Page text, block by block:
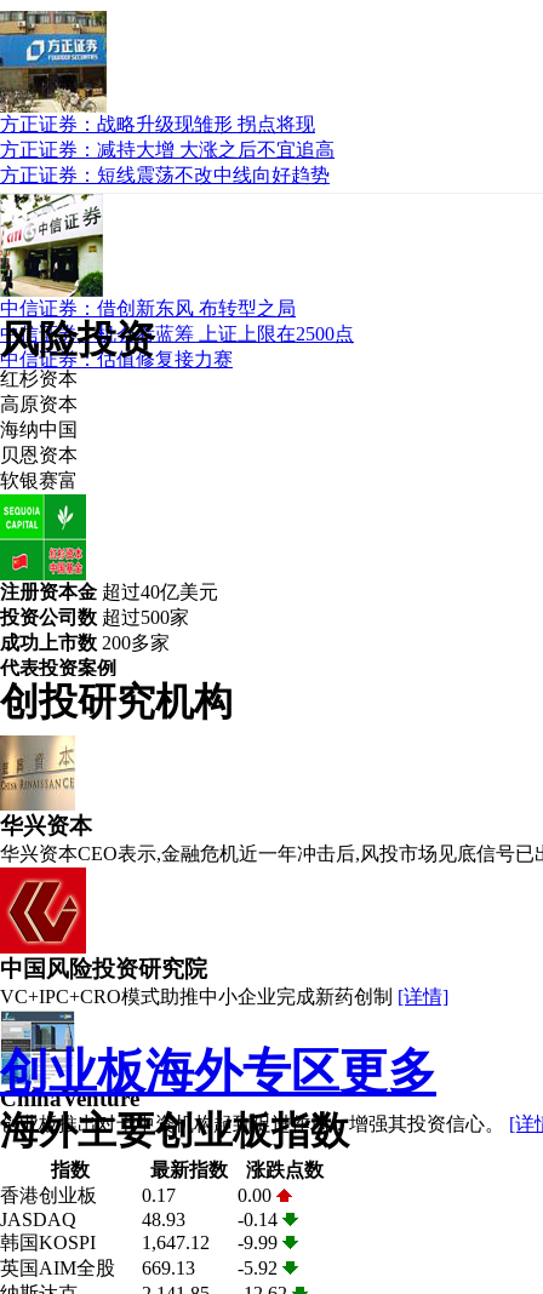
方正证券：战略升级现雏形 拐点将现
方正证券：减持大增 大涨之后不宜追高
方正证券：短线震荡不改中线向好趋势
中信证券：借创新东风 布转型之局
中信证券：机会看蓝筹 上证上限在2500点
中信证券：估值修复接力赛
风险投资
红杉资本
高原资本
海纳中国
贝恩资本
软银赛富
注册资本金 超过40亿美元
投资公司数 超过500家
成功上市数 200多家
代表投资案例
红杉资本中国基金(Sequoia Capital China)成功投资案例：
奇虎 UUSee Aisa Media 卓胜 亚申科技 卓越 文思创新 大众点评
注册资本金
投资公司数192家
成功上市数
代表投资案例
史泰博(Staples） Lycos Sybase Ask Jeeves(现Ask.com) 露露柠
Quigo FastClick
注册资本金1亿-3亿美元
投资公司数未知
成功上市数未知
代表投资案例
乡村基 巨人教育 500万 征途网络 佳美口腔
杨智方舟 环众文化 天盛传媒 保利博纳
重庆小天鹅 至尊租车
创投研究机构
华兴资本
华兴资本CEO表示,金融危机近一年冲击后,风投市场见底信号
中国风险投资研究院
VC+IPC+CRO模式助推中小企业完成新药创制 [详情]
ChinaVenture
创业板推出对于中资机构起到促进作用，增强其投资信心。 [详
创业板海外专区更多
海外主要创业板指数
指数 最新指数
涨跌点数
香港创业板
0.17
0.00
JASDAQ
48.93
-0.14
韩国KOSPI
1,647.12
-9.99
英国AIM全股
669.13
-5.92